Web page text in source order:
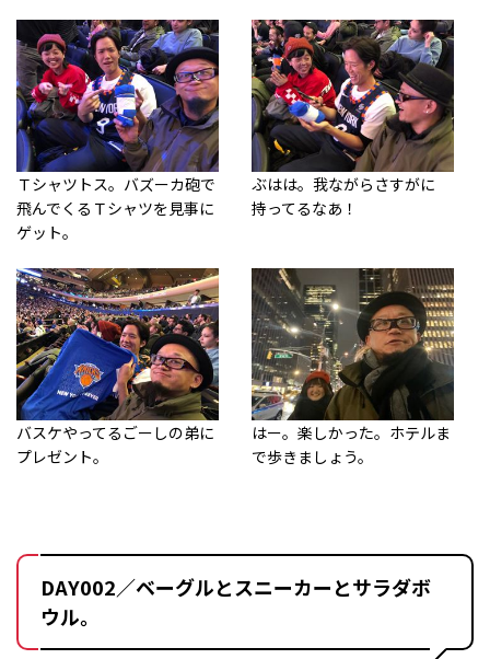
Ｔシャツトス。バズーカ砲で
飛んでくるＴシャツを見事に
ゲット。
ぶはは。我ながらさすがに
持ってるなあ！
バスケやってるごーしの弟に
プレゼント。
はー。楽しかった。ホテルま
で歩きましょう。
DAY002／ベーグルとスニーカーとサラダボ
ウル。